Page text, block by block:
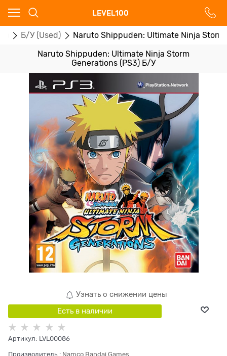
LEVEL100
Б/У (Used) Naruto Shippuden: Ultimate Ninja
Naruto Shippuden: Ultimate Ninja Storm
Generations (PS3) Б/У
Узнать о снижении цены
Есть в наличии
Артикул: LVL00086
Производитель : Namco Bandai Games
Ваш город - Москва,
угадали?
ДА НЕТ